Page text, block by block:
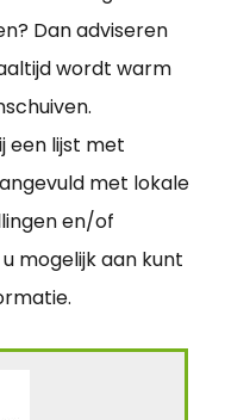
Dan adviseren
wordt warm
een lijst met
met lokale
en/of
mogelijk aan kunt